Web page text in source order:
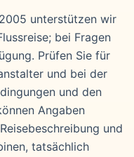
unterstützen wir
bei Fragen
Prüfen Sie für
und bei der
und den
Angaben
und
tatsächlich